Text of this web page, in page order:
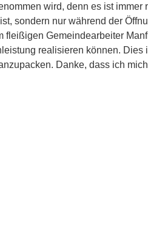
wird, denn es ist
sondern nur während der
Gemeindearbeiter
realisieren können.
Danke, dass ich